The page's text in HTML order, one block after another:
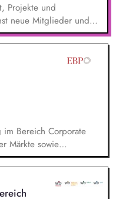
Projekte und
neue Mitglieder und
und Naturschutz. Du
und Klimaschutz nach
Kampagnen
Sammeln von
im Bereich Corporate
Märkte sowie
Dabei arbeitest du eng
und entwickelst
weiter.